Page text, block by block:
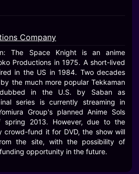
Company
The Space Knight is an anime
Productions in 1975. A short-lived
in the US in 1984. Two decades
the much more popular Tekkaman
in the U.S. by Saban as
series is currently streaming in
Group's planned Anime Sols
spring 2013. However, due to the
crowd-fund it for DVD, the show will
the site, with the possibility of
opportunity in the future.